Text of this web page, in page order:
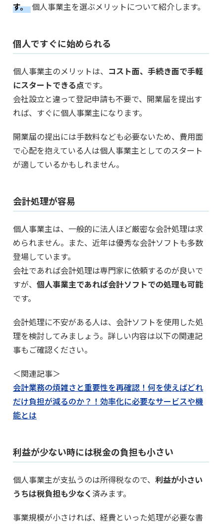
す。 個人事業主を選ぶメリットについて紹介します。
個人ですぐに始められる
個人事業主のメリットは、 コスト面、手続き面で手軽
にスタートできる点です。
会社設立と違って登記申請も不要で、開業届を提出す
れば、すぐに個人事業主になります。
開業届の提出には手数料なども必要ないため、費用面
で心配を抱えている人は個人事業主としてのスタート
が適しているかもしれません。
会計処理が容易
個人事業主は、一般的に法人ほど厳密な会計処理は求
められません。また、近年は優秀な会計ソフトも多数
登場しています。
会社であれば会計処理は専門家に依頼するのが良いで
すが、 個人事業主であれば会計ソフトでの処理も可能
です。
会計処理に不安がある人は、会計ソフトを使用した処
理を検討してみましょう。詳しい内容は以下の関連記
事もご確認ください。
＜関連記事＞
会計業務の煩雑さと重要性を再確認！何を使えばどれ
だけ負担が減るのか？！効率化に必要なサービスや機
能とは
利益が少ない時には税金の負担も小さい
個人事業主が支払うのは所得税なので、 利益が小さい
うちは税負担も少なく 済みます。
事業規模が小さければ、経費といった処理が必要な書